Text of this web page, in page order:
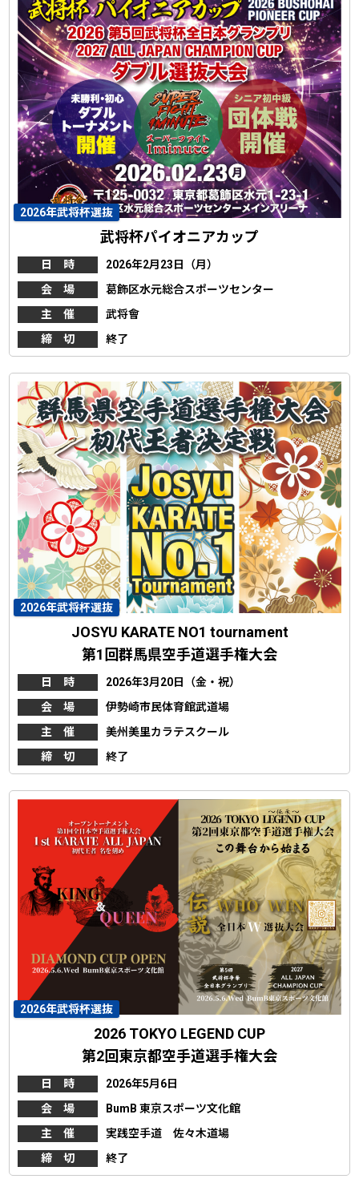
2026年武将杯選抜
武将杯パイオニアカップ
日 時
2026年2月23日（月）
会 場
葛飾区水元総合スポーツセンター
主 催
武将會
締 切
終了
2026年武将杯選抜
JOSYU KARATE NO1 tournament
第1回群馬県空手道選手権大会
日 時
2026年3月20日（金・祝）
会 場
伊勢崎市民体育館武道場
主 催
美州美里カラテスクール
締 切
終了
2026年武将杯選抜
2026 TOKYO LEGEND CUP
第2回東京都空手道選手権大会
日 時
2026年5月6日
会 場
BumB 東京スポーツ文化館
主 催
実践空手道 佐々木道場
締 切
終了